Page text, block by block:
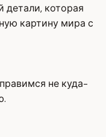
детали, которая
картину мира с
не куда-